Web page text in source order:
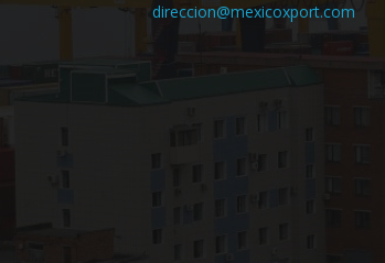
direccion@mexicoxport.com